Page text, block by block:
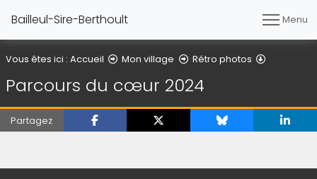
Bailleul-Sire-Berthoult Menu
Vous êtes ici : Accueil Mon village Rétro photos
Parcours du cœur 2024
Partagez